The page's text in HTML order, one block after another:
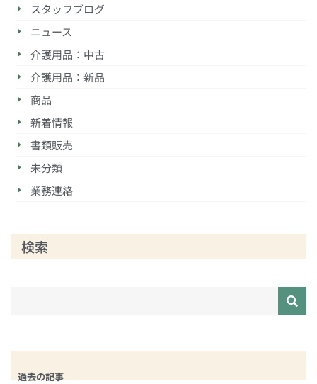
スタッフブログ
ニュース
介護用品：中古
介護用品：新品
商品
新着情報
書類販売
未分類
業務連絡
検索
過去の記事